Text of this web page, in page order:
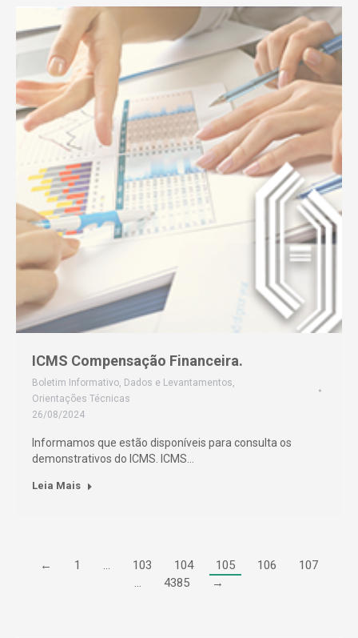
ICMS Compensação Financeira.
Boletim Informativo, Dados e Levantamentos,
Orientações Técnicas
26/08/2024
Informamos que estão disponíveis para consulta os
demonstrativos do ICMS. ICMS…
Leia Mais
← 1 … 103 104 105 106
107
…
4385 →